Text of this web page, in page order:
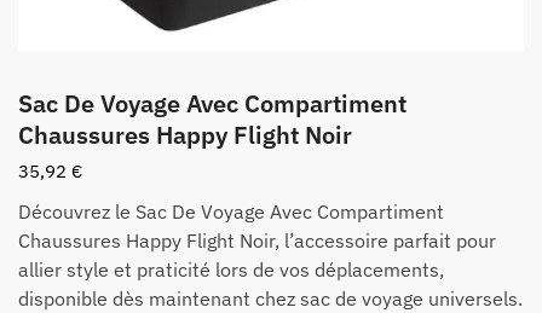
Sac De Voyage Avec Compartiment
Chaussures Happy Flight Noir
35,92 €
Découvrez le Sac De Voyage Avec Compartiment
Chaussures Happy Flight Noir, l’accessoire parfait pour
allier style et praticité lors de vos déplacements,
disponible dès maintenant chez sac de voyage universels.